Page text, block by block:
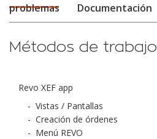
problemas
Documentación
Métodos de trabajo
Revo XEF app
- Vistas / Pantallas
- Creación de órdenes
- Menú REVO